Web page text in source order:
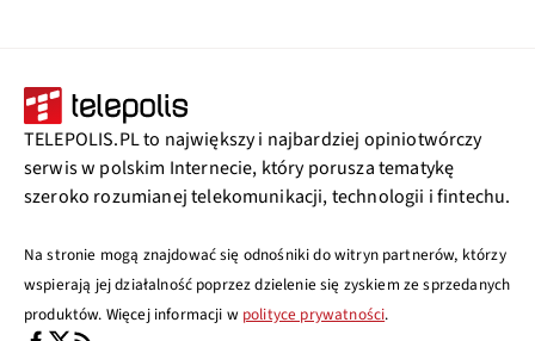
TELEPOLIS.PL to największy i najbardziej opiniotwórczy
serwis w polskim Internecie, który porusza tematykę
szeroko rozumianej telekomunikacji, technologii i fintechu.
Na stronie mogą znajdować się odnośniki do witryn partnerów, którzy
wspierają jej działalność poprzez dzielenie się zyskiem ze sprzedanych
produktów. Więcej informacji w polityce prywatności.